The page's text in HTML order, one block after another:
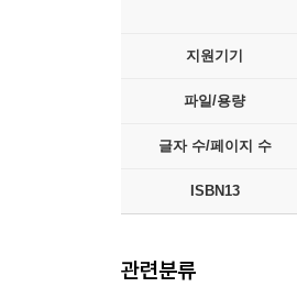
지원기기
파일/용량
글자 수/페이지 수
ISBN13
관련분류